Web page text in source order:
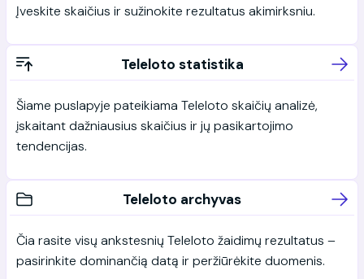
Įveskite skaičius ir sužinokite rezultatus akimirksniu.
Teleloto statistika
Šiame puslapyje pateikiama Teleloto skaičių analizė,
įskaitant dažniausius skaičius ir jų pasikartojimo
tendencijas.
Teleloto archyvas
Čia rasite visų ankstesnių Teleloto žaidimų rezultatus –
pasirinkite dominančią datą ir peržiūrėkite duomenis.